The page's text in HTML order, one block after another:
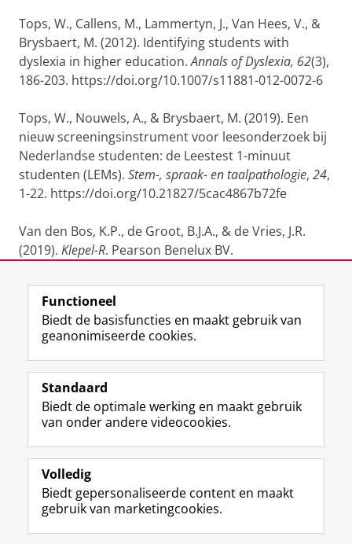
Tops, W., Callens, M., Lammertyn, J., Van Hees, V., &
Brysbaert, M. (2012). Identifying students with
dyslexia in higher education.Annals of Dyslexia, 62(3),
186-203. https://doi.org/10.1007/s11881-012-0072-6
Tops, W., Nouwels, A., & Brysbaert, M. (2019). Een
nieuw screeningsinstrument voor leesonderzoek bij
Nederlandse studenten: de Leestest 1-minuut
studenten (LEMs). Stem-, spraak- en taalpathologie, 24,
1-22. https://doi.org/10.21827/5cac4867b72fe
Van den Bos, K.P., de Groot, B.J.A., & de Vries, J.R.
(2019). Klepel-R. Pearson Benelux BV.
Laatst gewijzigd: 12 december 2025 15:56
Volg de RUG
F
a
e
b
o
p
a
i
L
i
k
e
I
-
p
g
R
S
-
f
e
R
k
I
n
t
r
m
c
Y
o
T
e
k
a
Studiekiezers
Alumni
Over ons
Functioneel
Biedt de basisfuncties en maakt gebruik van
geanonimiseerde cookies.
Standaard
Biedt de optimale werking en maakt gebruik
van onder andere videocookies.
Volledig
Biedt gepersonaliseerde content en maakt
gebruik van marketingcookies.